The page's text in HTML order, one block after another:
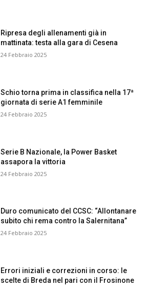
Ripresa degli allenamenti già in
mattinata: testa alla gara di Cesena
24 Febbraio 2025
Schio torna prima in classifica nella 17ª
giornata di serie A1 femminile
24 Febbraio 2025
Serie B Nazionale, la Power Basket
assapora la vittoria
24 Febbraio 2025
Duro comunicato del CCSC: “Allontanare
subito chi rema contro la Salernitana”
24 Febbraio 2025
Errori iniziali e correzioni in corso: le
scelte di Breda nel pari con il Frosinone